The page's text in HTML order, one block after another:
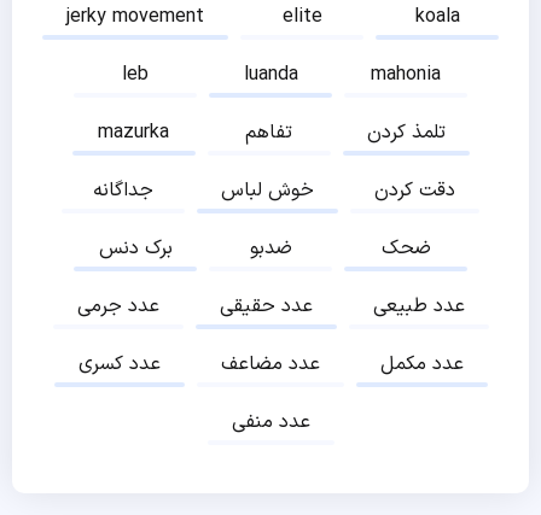
jerky movement
elite
koala
leb
luanda
mahonia
mazurka
تفاهم
تلمذ کردن
جداگانه
خوش لباس
دقت کردن
برک دنس
ضدبو
ضحک
عدد جرمی
عدد حقیقی
عدد طبیعی
عدد کسری
عدد مضاعف
عدد مکمل
عدد منفی